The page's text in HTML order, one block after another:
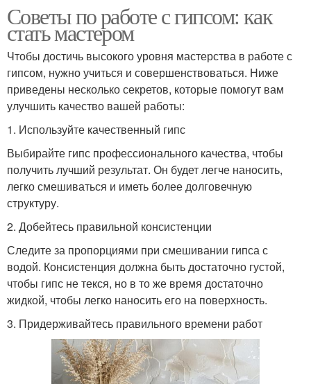
Советы по работе с гипсом: как
стать мастером
Чтобы достичь высокого уровня мастерства в работе с
гипсом, нужно учиться и совершенствоваться. Ниже
приведены несколько секретов, которые помогут вам
улучшить качество вашей работы:
1. Используйте качественный гипс
Выбирайте гипс профессионального качества, чтобы
получить лучший результат. Он будет легче наносить,
легко смешиваться и иметь более долговечную
структуру.
2. Добейтесь правильной консистенции
Следите за пропорциями при смешивании гипса с
водой. Консистенция должна быть достаточно густой,
чтобы гипс не текся, но в то же время достаточно
жидкой, чтобы легко наносить его на поверхность.
3. Придерживайтесь правильного времени работ